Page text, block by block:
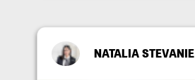
NATALIA STEVANIE